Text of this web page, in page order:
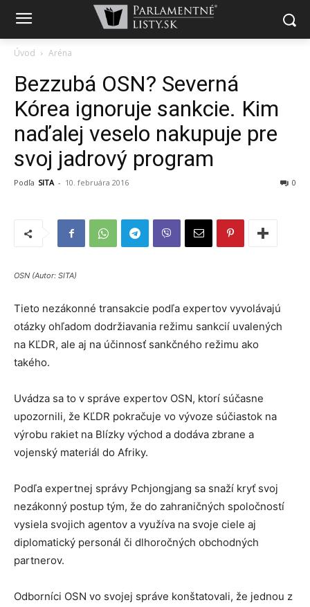
Úvod Aréna
Bezzubá OSN? Severná
Kórea ignoruje sankcie. Kim
naďalej veselo nakupuje pre
svoj jadrový program
Podľa SITA - 10. februára 2016 0
OSN (Autor: SITA)
Tieto nezákonné transakcie podľa expertov vyvolávajú
otázky ohľadom dodržiavania režimu sankcií uvalených
na KĽDR, ale aj na účinnosť sankčného režimu ako
takého.
Uvádza sa to v správe expertov OSN, ktorí súčasne
upozornili, že KĽDR pokračuje vo vývoze súčiastok na
výrobu rakiet na Blízky východ a dodáva zbrane a
vojenský materiál do Afriky.
Podľa expertnej správy Pchjongjang sa snaží kryť svoj
nezákonný postup tým, že do zahraničných spoločností
vysiela svojich agentov a využíva na svoje ciele aj
diplomatický personál či dlhoročných obchodných
partnerov.
Odborníci OSN vo svojej správe konštatovali, že jednou z